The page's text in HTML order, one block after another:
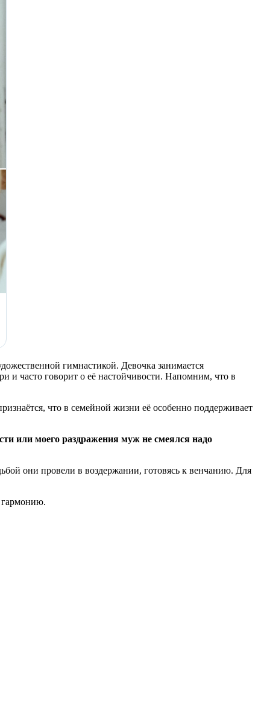
гимнастикой. Девочка занимается
и часто говорит о её настойчивости. Напомним, что в
что в семейной жизни её особенно поддерживает
или моего раздражения муж не смеялся надо
они провели в воздержании, готовясь к венчанию. Для
гармонию.